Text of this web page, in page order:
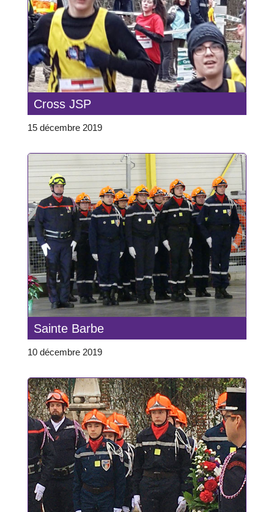
Cross JSP
15 décembre 2019
Sainte Barbe
10 décembre 2019